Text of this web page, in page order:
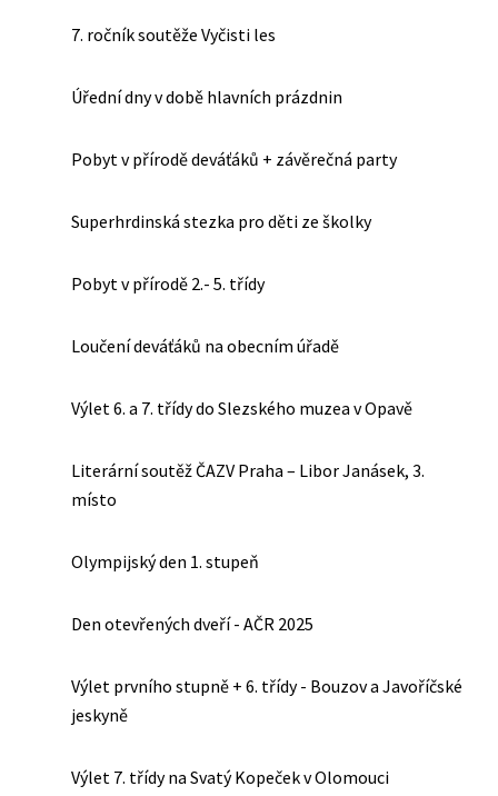
7. ročník soutěže Vyčisti les
Úřední dny v době hlavních prázdnin
Pobyt v přírodě deváťáků + závěrečná party
Superhrdinská stezka pro děti ze školky
Pobyt v přírodě 2.- 5. třídy
Loučení deváťáků na obecním úřadě
Výlet 6. a 7. třídy do Slezského muzea v Opavě
Literární soutěž ČAZV Praha – Libor Janásek, 3.
místo
Olympijský den 1. stupeň
Den otevřených dveří - AČR 2025
Výlet prvního stupně + 6. třídy - Bouzov a Javoříčské
jeskyně
Výlet 7. třídy na Svatý Kopeček v Olomouci